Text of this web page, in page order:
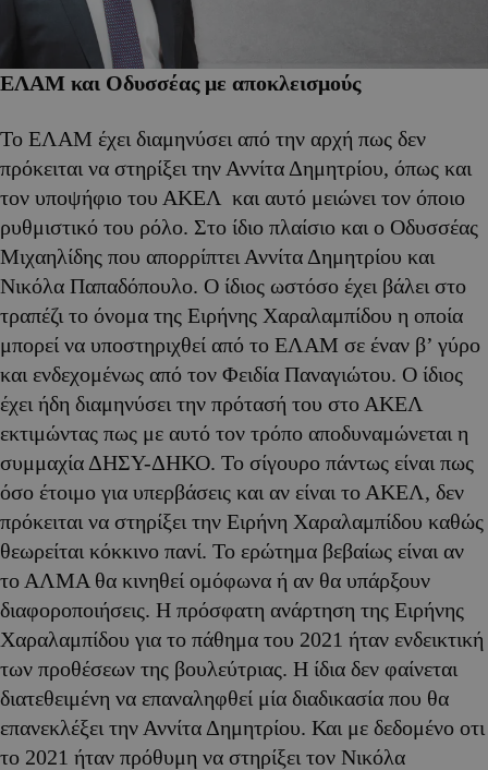
ΕΛΑΜ και Οδυσσέας με αποκλεισμούς
Το ΕΛΑΜ έχει διαμηνύσει από την αρχή πως δεν
πρόκειται να στηρίξει την Αννίτα Δημητρίου, όπως και
τον υποψήφιο του ΑΚΕΛ και αυτό μειώνει τον όποιο
ρυθμιστικό του ρόλο. Στο ίδιο πλαίσιο και ο Οδυσσέας
Μιχαηλίδης που απορρίπτει Αννίτα Δημητρίου και
Νικόλα Παπαδόπουλο. Ο ίδιος ωστόσο έχει βάλει στο
τραπέζι το όνομα της Ειρήνης Χαραλαμπίδου η οποία
μπορεί να υποστηριχθεί από το ΕΛΑΜ σε έναν β’ γύρο
και ενδεχομένως από τον Φειδία Παναγιώτου. Ο ίδιος
έχει ήδη διαμηνύσει την πρότασή του στο ΑΚΕΛ
εκτιμώντας πως με αυτό τον τρόπο αποδυναμώνεται η
συμμαχία ΔΗΣΥ-ΔΗΚΟ. Το σίγουρο πάντως είναι πως
όσο έτοιμο για υπερβάσεις και αν είναι το ΑΚΕΛ, δεν
πρόκειται να στηρίξει την Ειρήνη Χαραλαμπίδου καθώς
θεωρείται κόκκινο πανί. Το ερώτημα βεβαίως είναι αν
το ΑΛΜΑ θα κινηθεί ομόφωνα ή αν θα υπάρξουν
διαφοροποιήσεις. Η πρόσφατη ανάρτηση της Ειρήνης
Χαραλαμπίδου για το πάθημα του 2021 ήταν ενδεικτική
των προθέσεων της βουλεύτριας. Η ίδια δεν φαίνεται
διατεθειμένη να επαναληφθεί μία διαδικασία που θα
επανεκλέξει την Αννίτα Δημητρίου. Και με δεδομένο οτι
το 2021 ήταν πρόθυμη να στηρίξει τον Νικόλα